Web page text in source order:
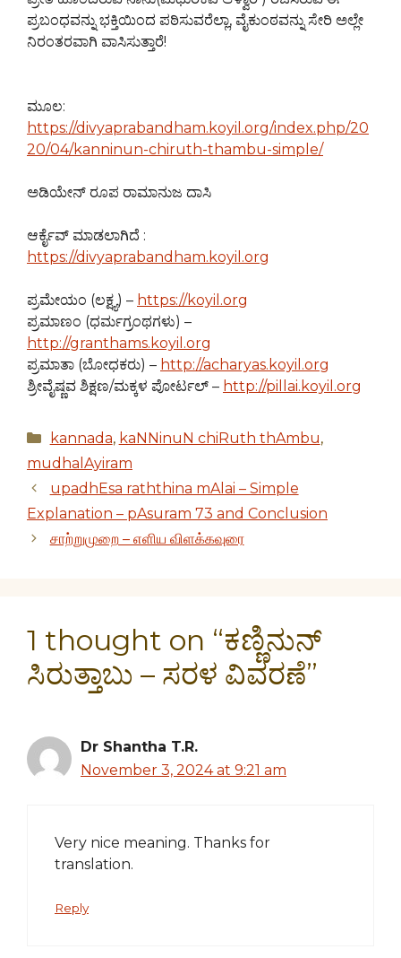
ಪ್ರಬಂಧವನ್ನು ಭಕ್ತಿಯಿಂದ ಪಠಿಸುವರೆಲ್ಲಾ, ವೈಕುಂಠವನ್ನು ಸೇರಿ ಅಲ್ಲೇ
ನಿರಂತರವಾಗಿ ವಾಸಿಸುತ್ತಾರೆ!
ಮೂಲ:
https://divyaprabandham.koyil.org/index.php/20
20/04/kanninun-chiruth-thambu-simple/
ಅಡಿಯೇನ್ ರೂಪ ರಾಮಾನುಜ ದಾಸಿ
ಆರ್ಕೈವ್ ಮಾಡಲಾಗಿದೆ :
https://divyaprabandham.koyil.org
ಪ್ರಮೇಯಂ (ಲಕ್ಷ್ಯ) – https://koyil.org
ಪ್ರಮಾಣಂ (ಧರ್ಮಗ್ರಂಥಗಳು) –
http://granthams.koyil.org
ಪ್ರಮಾತಾ (ಬೋಧಕರು) – http://acharyas.koyil.org
ಶ್ರೀವೈಷ್ಣವ ಶಿಕ್ಷಣ/ಮಕ್ಕಳ ಪೋರ್ಟಲ್ – http://pillai.koyil.org
Categories
kannada, kaNNinuN chiRuth thAmbu,
mudhalAyiram
upadhEsa raththina mAlai – Simple
Explanation – pAsuram 73 and Conclusion
சாற்றுமுறை – எளிய விளக்கவுரை
1 thought on “ಕಣ್ಣಿನುನ್
ಸಿರುತ್ತಾಬು – ಸರಳ ವಿವರಣೆ”
Dr Shantha T.R.
November 3, 2024 at 9:21 am
Very nice meaning. Thanks for
translation.
Reply